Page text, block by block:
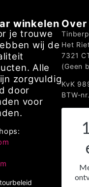
winkelen
je trouwe
wij de
Alle
zorgvuldig
door
voor
Het
7321
(Geen
KvK
BTW-